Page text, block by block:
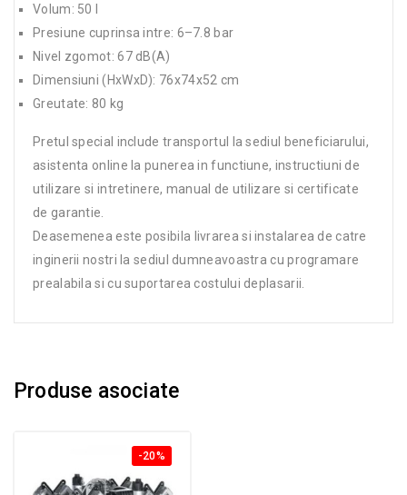
Volum: 50 l
Presiune cuprinsa intre: 6–7.8 bar
Nivel zgomot: 67 dB(A)
Dimensiuni (HxWxD): 76x74x52 cm
Greutate: 80 kg
Pretul special include transportul la sediul beneficiarului,
asistenta online la punerea in functiune, instructiuni de
utilizare si intretinere, manual de utilizare si certificate
de garantie.
Deasemenea este posibila livrarea si instalarea de catre
inginerii nostri la sediul dumneavoastra cu programare
prealabila si cu suportarea costului deplasarii.
Produse asociate
-20%